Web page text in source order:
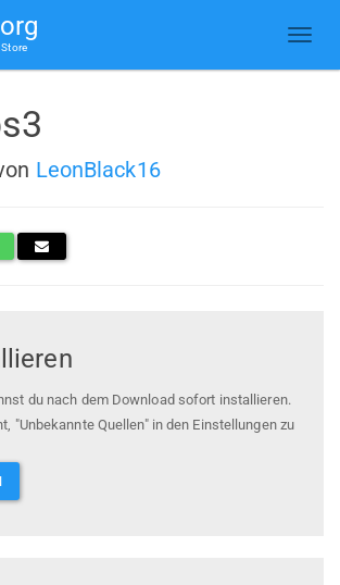
LeonBlack16
du nach dem Download sofort installieren.
"Unbekannte Quellen" in den Einstellungen zu